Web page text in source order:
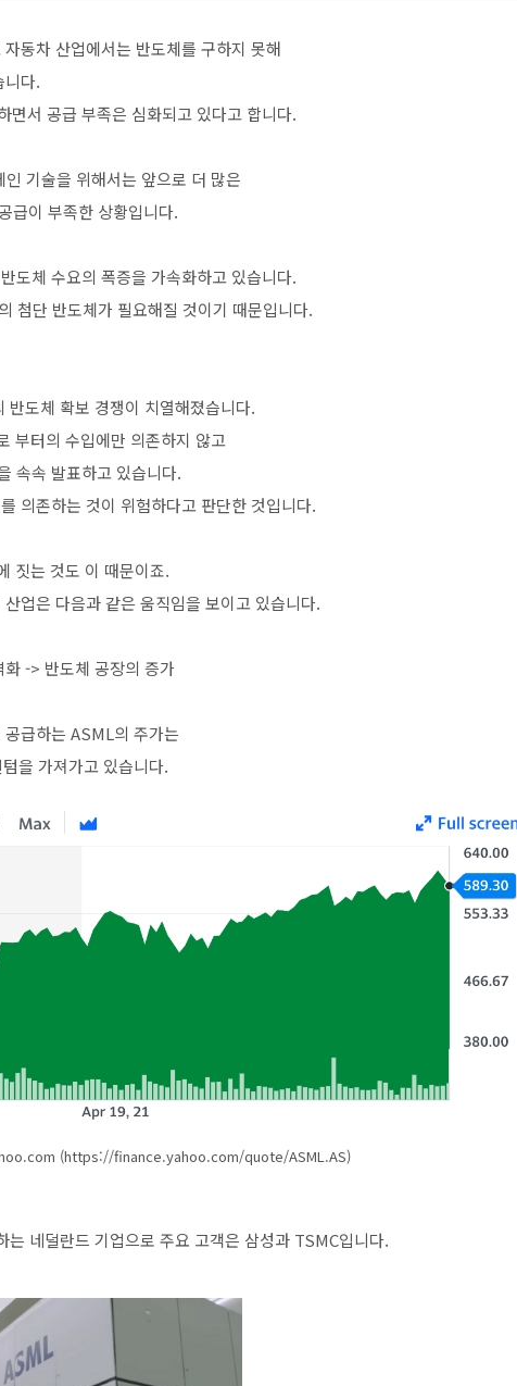
동차 산업에서는 반도체를 구하지 못해
니다.
면서 공급 부족은 심화되고 있다고 합니다.
기술을 위해서는 앞으로 더 많은
급이 부족한 상황입니다.
도체 수요의 폭증을 가속화하고 있습니다.
첨단 반도체가 필요해질 것이기 때문입니다.
도체 확보 경쟁이 치열해졌습니다.
부터의 수입에만 의존하지 않고
속속 발표하고 있습니다.
의존하는 것이 위험하다고 판단한 것입니다.
짓는 것도 이 때문이죠.
업은 다음과 같은 움직임을 보이고 있습니다.
-> 반도체 공장의 증가
급하는 ASML의 주가는
을 가져가고 있습니다.
(https://finance.yahoo.com/quote/ASML.AS)
네덜란드 기업으로 주요 고객은 삼성과 TSMC입니다.